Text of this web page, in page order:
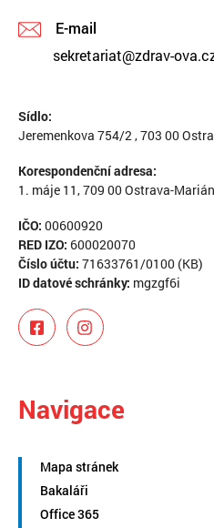
E-mail
sekretariat@zdrav-
Sídlo:
Jeremenkova 754/2 , 703 00
Korespondenční adresa:
1. máje 11, 709 00 Ostrava-
IČO: 00600920
RED IZO: 600020070
Číslo účtu: 71633761/0100 (KB)
ID datové schránky: mgzgf6i
Navigace
Mapa stránek
Bakaláři
Office 365